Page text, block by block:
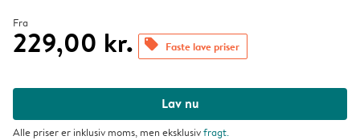
Fra
229,00 kr. offers Faste lave priser
Lav nu
Alle priser er inklusiv moms, men eksklusivfragt.